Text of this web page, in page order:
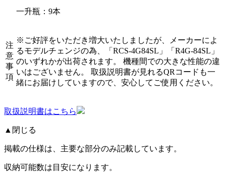
一升瓶：9本
注
意
事
項
※ご好評をいただき増大いたしましたが、メーカーによ
るモデルチェンジの為、「RCS-4G84SL」「R4G-84SL」
のいずれかが出荷されます。 機種間での大きな性能の違
いはございません。 取扱説明書が見れるQRコードも一
緒にお届けしていますので、安心してご使用ください。
取扱説明書はこちら
▲閉じる
掲載の仕様は、主要な部分のみ記載しています。
収納可能数は目安になります。